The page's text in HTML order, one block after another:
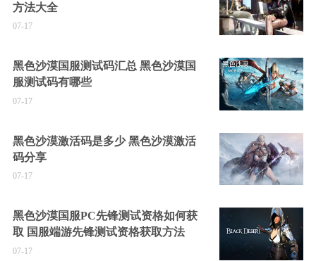
方法大全
07-17
黑色沙漠国服测试码汇总 黑色沙漠国
服测试码有哪些
07-17
黑色沙漠激活码是多少 黑色沙漠激活
码分享
07-17
黑色沙漠国服PC先锋测试资格如何获
取 国服端游先锋测试资格获取方法
07-17